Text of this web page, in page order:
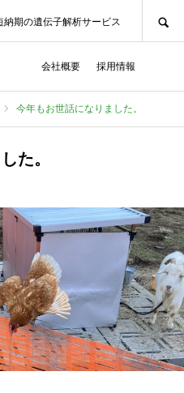
期の遺伝子解析サービス
会社概要 採用情報
今年もお世話になりました。
た。